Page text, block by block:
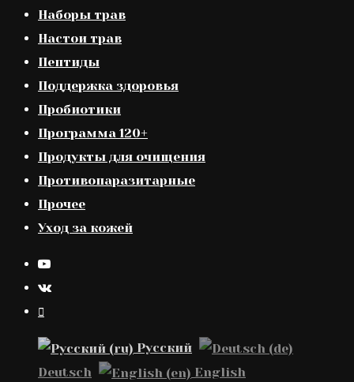
Наборы трав
Настои трав
Пептиды
Поддержка здоровья
Пробиотики
Программа 120+
Продукты для очищения
Противопаразитарные
Прочее
Уход за кожей
Русский
Deutsch
English